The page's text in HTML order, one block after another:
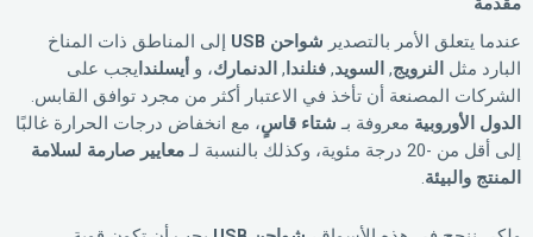
عندما يتعلق الأمر بالتصدير شواحن USB
إلى المناطق ذات المناخ
البارد مثل النرويج, السويد, فنلندا , الدنمارك، و أيسلندا يجب على
الشركات المصنعة أن تأخذ في الاعتبار أكثر من مجرد توافق القابس.
الدول الأوروبية معروفة بـ شتاء قاسٍ، مع انخفاض درجات الحرارة غالبًا
إلى أقل من -20 درجة مئوية، وكذلك بالنسبة لـ
معايير صارمة لسلامة
المنتج والبيئة.